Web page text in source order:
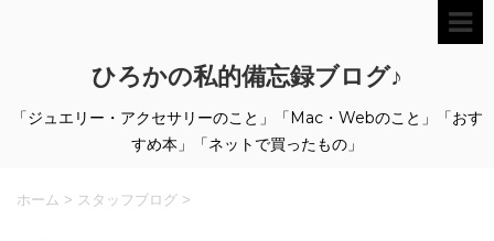
ひろかの私的備忘録ブログ♪
「ジュエリー・アクセサリーのこと」「Mac・Webのこと」「おす
すめ本」「ネットで買ったもの」
ホーム > スタッフブログ >